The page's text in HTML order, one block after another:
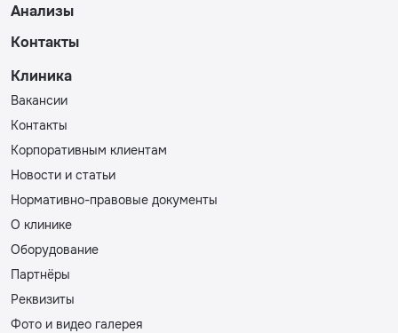
Анализы
Контакты
Клиника
Вакансии
Контакты
Корпоративным клиентам
Новости и статьи
Нормативно-правовые документы
О клинике
Оборудование
Партнёры
Реквизиты
Фото и видео галерея